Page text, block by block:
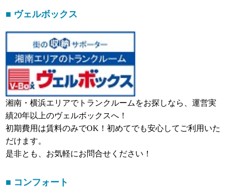
■ ヴェルボックス
湘南・横浜エリアでトランクルームをお探しなら、運営実
績20年以上のヴェルボックスへ！
初期費用は賃料のみでOK！初めてでも安心してご利用いた
だけます。
是非とも、お気軽にお問合せください！
■ コンフォート